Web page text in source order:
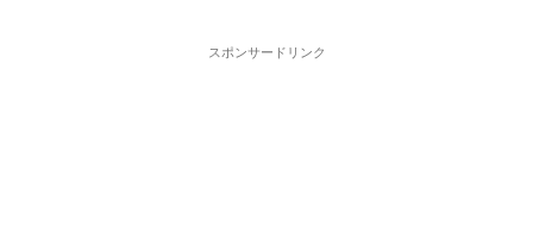
スポンサードリンク